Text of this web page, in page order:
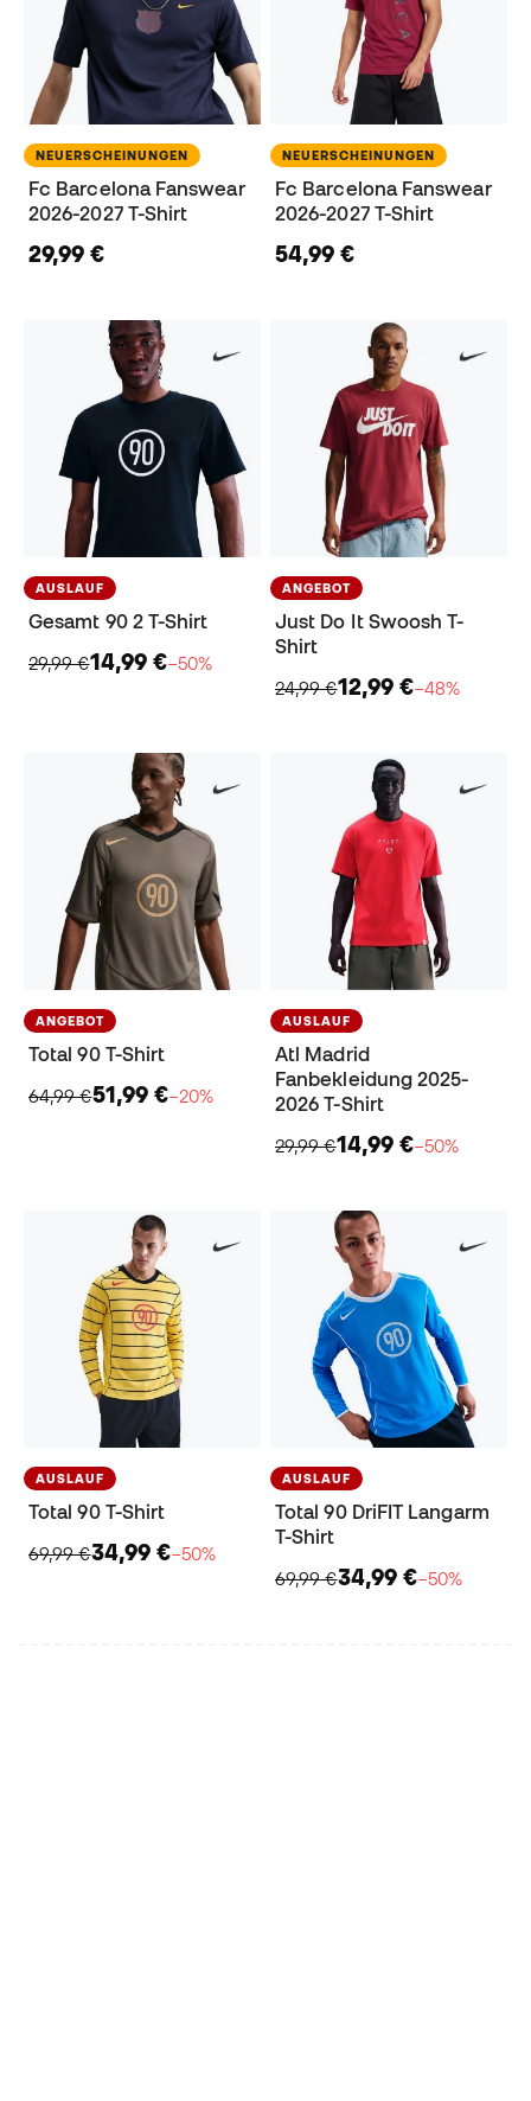
NEUERSCHEINUNGEN
Fc Barcelona Fanswear
2026-2027 T-Shirt
29,99 €
NEUERSCHEINUNGEN
Fc Barcelona Fanswear
2026-2027 T-Shirt
54,99 €
AUSLAUF
Gesamt 90 2 T-Shirt
29,99 €14,99 €−50%
ANGEBOT
Just Do It Swoosh T-
Shirt
24,99 €12,99 €−48%
ANGEBOT
Total 90 T-Shirt
64,99 €51,99 €−20%
AUSLAUF
Atl Madrid
Fanbekleidung 2025-
2026 T-Shirt
29,99 €14,99 €−50%
AUSLAUF
Total 90 T-Shirt
69,99 €34,99 €−50%
AUSLAUF
Total 90 DriFIT Langarm
T-Shirt
69,99 €34,99 €−50%